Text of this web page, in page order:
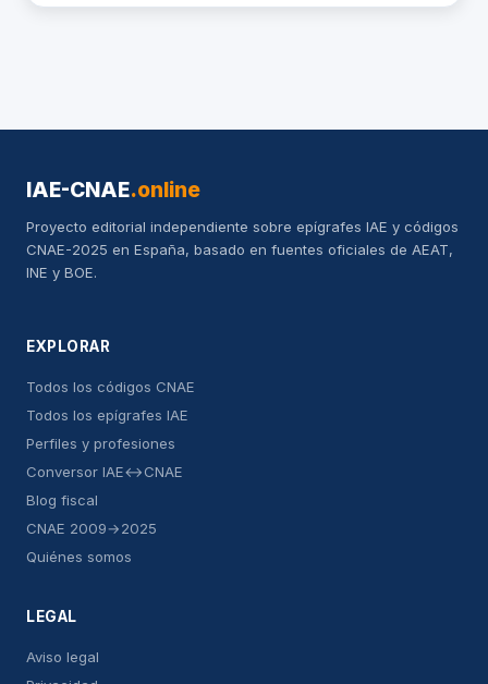
IAE-CNAE.online
Proyecto editorial independiente sobre epígrafes IAE y códigos
CNAE-2025 en España, basado en fuentes oficiales de AEAT,
INE y BOE.
EXPLORAR
Todos los códigos CNAE
Todos los epígrafes IAE
Perfiles y profesiones
Conversor IAE↔CNAE
Blog fiscal
CNAE 2009→2025
Quiénes somos
LEGAL
Aviso legal